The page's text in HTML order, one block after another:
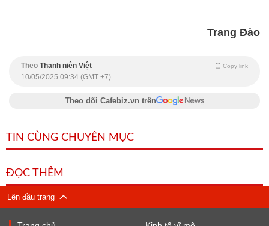
Trang Đào
Theo Thanh niên Việt Copy link
10/05/2025 09:34 (GMT +7)
Theo dõi Cafebiz.vn trên
TIN CÙNG CHUYÊN MỤC
ĐỌC THÊM
Lên đầu trang